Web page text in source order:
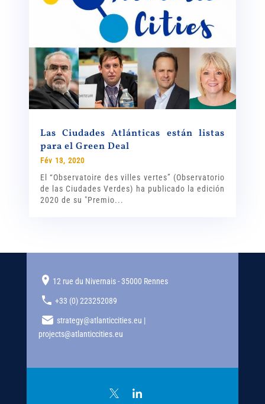
Las Ciudades Atlánticas están listas
para el Green Deal
Fév 13, 2020
El “Observatoire des villes vertes” (Observatorio
de las Ciudades Verdes) ha publicado la edición
2020 de su "Premio...
12 rue du Nivernais - 35000 Rennes
+33 (0) 223252089
strategy@atlanticcities.eu |
projects@atlanticcities.eu